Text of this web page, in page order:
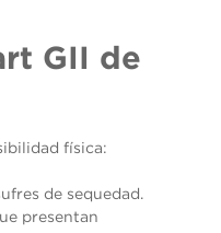
GII de
física:
de sequedad.
presentan